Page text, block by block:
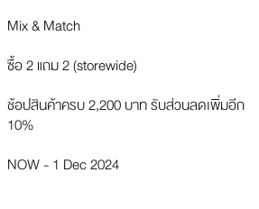
Mix & Match
ซื้อ 2 แถม 2 (storewide)
ช้อปสินค้าครบ 2,200 บาท รับส่วนลดเพิ่มอีก
10%
NOW - 1 Dec 2024